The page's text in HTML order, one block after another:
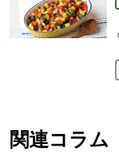
関連コラム